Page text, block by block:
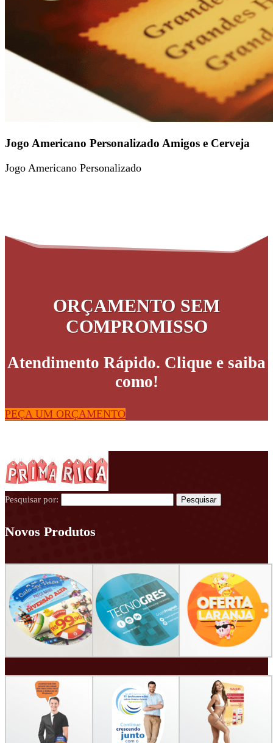
Jogo Americano Personalizado Amigos e Cerveja
Jogo Americano Personalizado
ORÇAMENTO SEM
COMPROMISSO
Atendimento Rápido. Clique e saiba
como!
PEÇA UM ORÇAMENTO
Pesquisar por:
Novos Produtos